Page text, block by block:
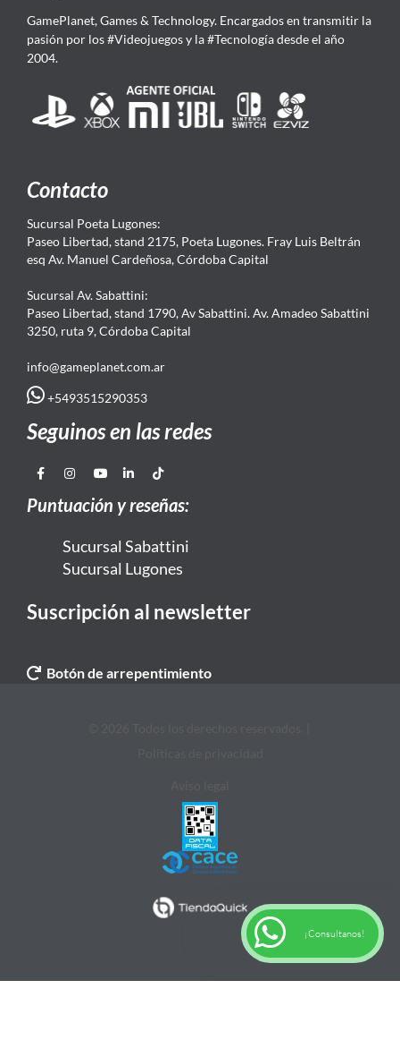
GamePlanet, Games & Technology. Encargados en transmitir la
pasión por los #Videojuegos y la #Tecnología desde el año
2004.
Contacto
Sucursal Poeta Lugones:
Paseo Libertad, stand 2175, Poeta Lugones. Fray Luis Beltrán
esq Av. Manuel Cardeñosa, Córdoba Capital
Sucursal Av. Sabattini:
Paseo Libertad, stand 1790, Av Sabattini. Av. Amadeo Sabattini
3250, ruta 9, Córdoba Capital
info@gameplanet.com.ar
+5493515290353
Seguinos en las redes
Puntuación y reseñas:
Sucursal Sabattini
Sucursal Lugones
Suscripción al newsletter
Botón de arrepentimiento
¡Consultanos!